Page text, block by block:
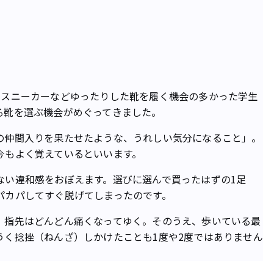
ニーカーなどゆったりした靴を履く機会の多かった学生
を選ぶ機会がめぐってきました。
間入りを果たせたような、うれしい気分になること」。
よく覚えているといいます。
違和感をおぼえます。選びに選んで買ったはずの1足
パしてすぐ脱げてしまったのです。
先はどんどん痛くなってゆく。そのうえ、歩いている最
捻挫（ねんざ）しかけたことも1度や2度ではありません